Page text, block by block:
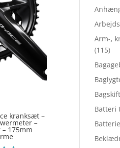
kranksæt –
–
175mm
Arm-,
(115)
Batteri